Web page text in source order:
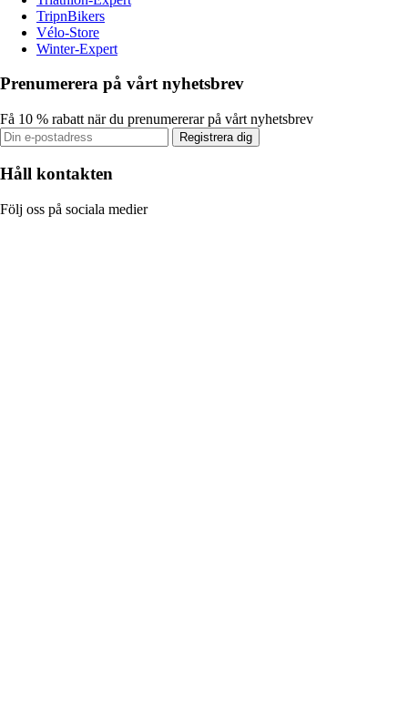
TripnBikers
Vélo-Store
Winter-Expert
Prenumerera på vårt nyhetsbrev
Få 10 % rabatt när du prenumererar på vårt nyhetsbrev
Registrera dig
Håll kontakten
Följ oss på sociala medier